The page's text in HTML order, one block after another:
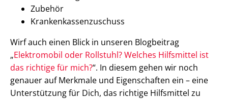
Zubehör
Krankenkassenzuschuss
Wirf auch einen Blick in unseren Blogbeitrag
„Elektromobil oder Rollstuhl? Welches Hilfsmittel ist
das richtige für mich?“. In diesem gehen wir noch
genauer auf Merkmale und Eigenschaften ein – eine
Unterstützung für Dich, das richtige Hilfsmittel zu